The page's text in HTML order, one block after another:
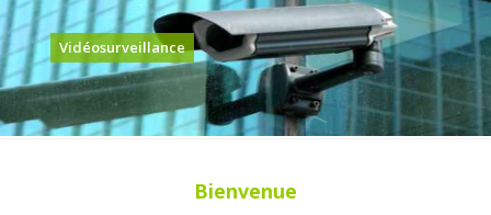
Vidéosurveillance
Bienvenue